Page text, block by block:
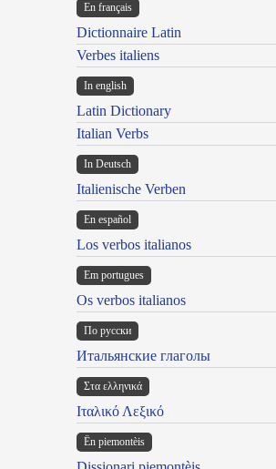
En français
Dictionnaire Latin
Verbes italiens
In english
Latin Dictionary
Italian Verbs
In Deutsch
Italienische Verben
En español
Los verbos italianos
Em portugues
Os verbos italianos
По русски
Итальянские глаголы
Στα ελληνικά
Ιταλικό Λεξικό
Ën piemontèis